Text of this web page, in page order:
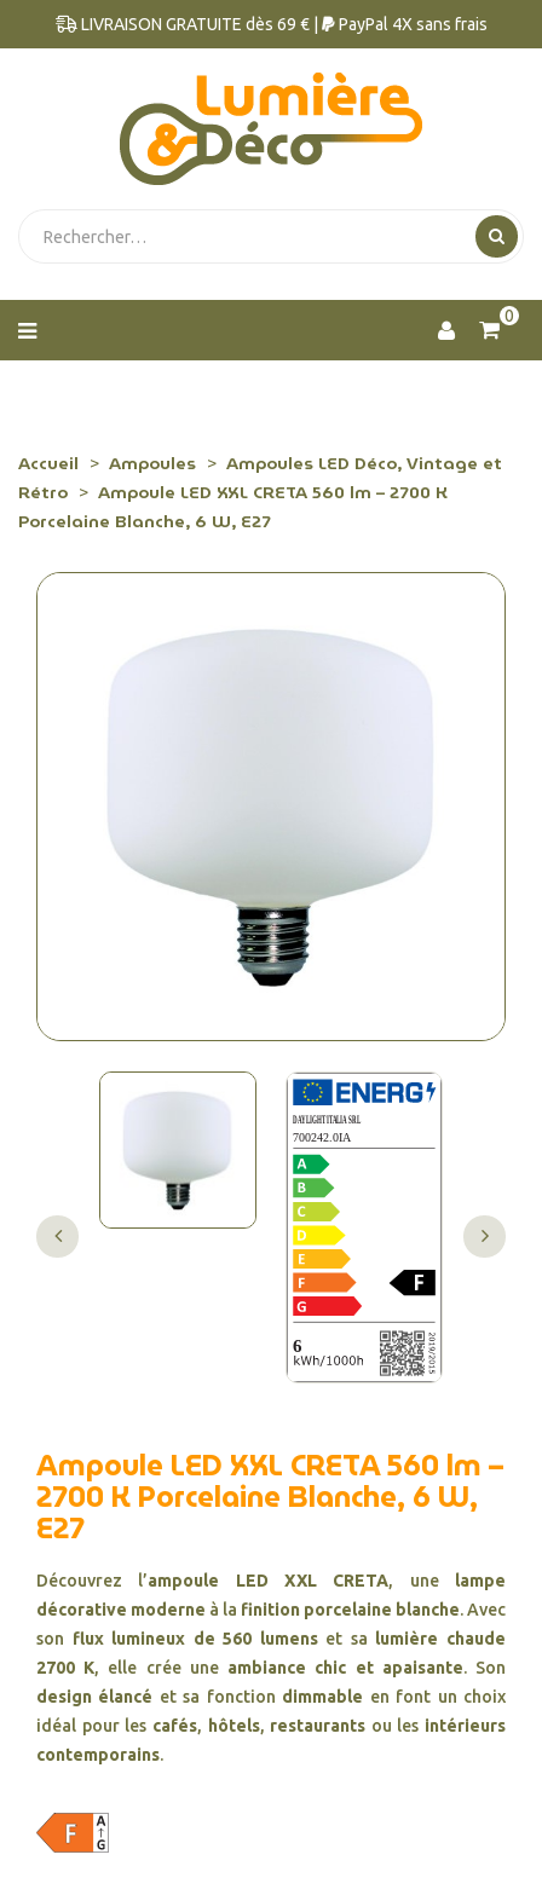
LIVRAISON GRATUITE dès 69 € | PayPal 4X sans frais
0
Accueil Ampoules
Ampoules LED Déco, Vintage et
Rétro
Ampoule LED XXL CRETA 560 lm – 2700 K
Porcelaine Blanche, 6 W, E27
Ampoule LED XXL CRETA 560 lm –
2700 K Porcelaine Blanche, 6 W,
E27
Découvrez l’ampoule LED XXL CRETA, une lampe
décorative moderne à la finition porcelaine blanche. Avec
son flux lumineux de 560 lumenset sa lumière chaude
2700 K, elle crée une ambiance chic et apaisante. Son
design élancé et sa fonction dimmable en font un choix
idéal pour les cafés, hôtels, restaurants ou les intérieurs
contemporains.